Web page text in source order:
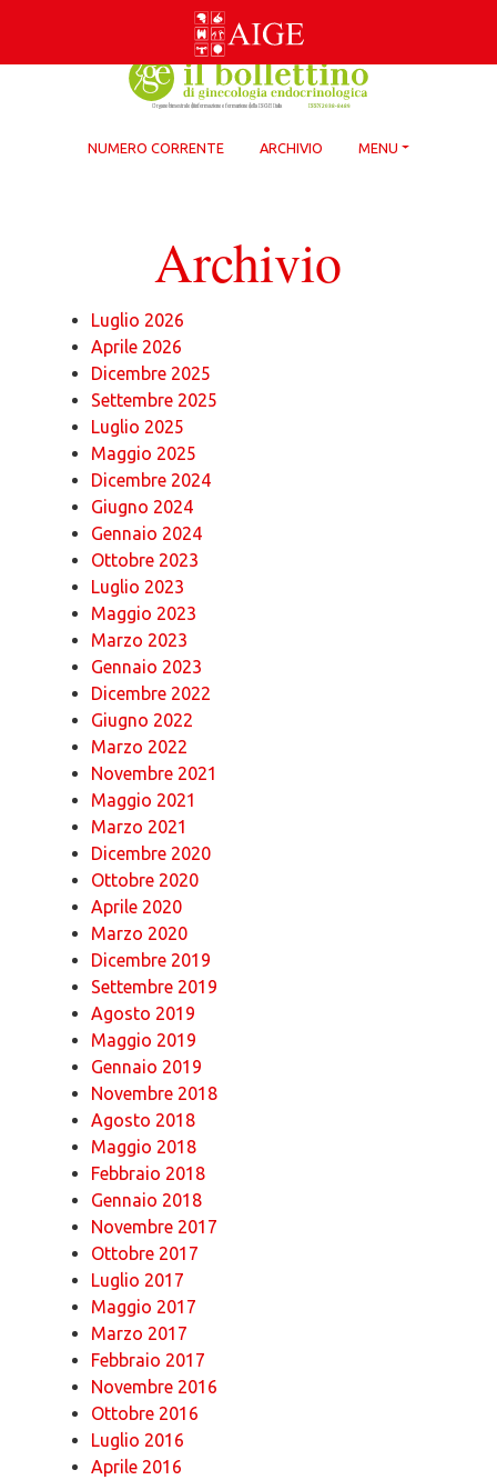
NUMERO CORRENTE ARCHIVIO MENU
Archivio
Luglio 2026
Aprile 2026
Dicembre 2025
Settembre 2025
Luglio 2025
Maggio 2025
Dicembre 2024
Giugno 2024
Gennaio 2024
Ottobre 2023
Luglio 2023
Maggio 2023
Marzo 2023
Gennaio 2023
Dicembre 2022
Giugno 2022
Marzo 2022
Novembre 2021
Maggio 2021
Marzo 2021
Dicembre 2020
Ottobre 2020
Aprile 2020
Marzo 2020
Dicembre 2019
Settembre 2019
Agosto 2019
Maggio 2019
Gennaio 2019
Novembre 2018
Agosto 2018
Maggio 2018
Febbraio 2018
Gennaio 2018
Novembre 2017
Ottobre 2017
Luglio 2017
Maggio 2017
Marzo 2017
Febbraio 2017
Novembre 2016
Ottobre 2016
Luglio 2016
Aprile 2016